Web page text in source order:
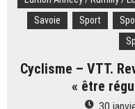
Savoie
Sport
Cyclisme – VTT.
« être